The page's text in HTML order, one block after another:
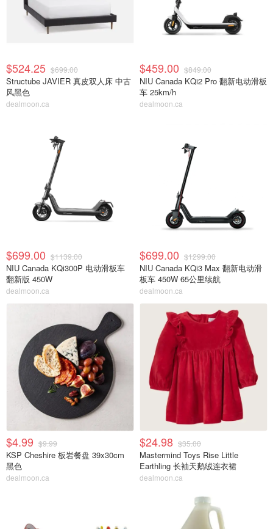
$524.25 $699.00
Structube JAVIER 真皮双人床 中古
风黑色
dealmoon.ca
$459.00 $849.00
NIU Canada KQi2 Pro 翻新电动滑板
车 25km/h
dealmoon.ca
$699.00 $1139.00
NIU Canada KQi300P 电动滑板车
翻新版 450W
dealmoon.ca
$699.00 $1299.00
NIU Canada KQi3 Max 翻新电动滑
板车 450W 65公里续航
dealmoon.ca
$4.99 $9.99
KSP Cheshire 板岩餐盘 39x30cm
黑色
dealmoon.ca
$24.98 $35.00
Mastermind Toys Rise Little
Earthling 长袖天鹅绒连衣裙
dealmoon.ca